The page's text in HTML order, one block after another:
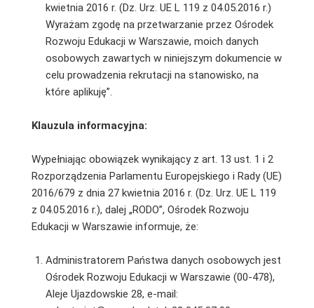
kwietnia 2016 r. (Dz. Urz. UE L 119 z 04.05.2016 r.)
Wyrażam zgodę na przetwarzanie przez Ośrodek
Rozwoju Edukacji w Warszawie, moich danych
osobowych zawartych w niniejszym dokumencie w
celu prowadzenia rekrutacji na stanowisko, na
które aplikuję”.
Klauzula informacyjna:
Wypełniając obowiązek wynikający z art. 13 ust. 1 i 2
Rozporządzenia Parlamentu Europejskiego i Rady (UE)
2016/679 z dnia 27 kwietnia 2016 r. (Dz. Urz. UE L 119
z 04.05.2016 r.), dalej „RODO”, Ośrodek Rozwoju
Edukacji w Warszawie informuje, że:
Administratorem Państwa danych osobowych jest
Ośrodek Rozwoju Edukacji w Warszawie (00-478),
Aleje Ujazdowskie 28, e-mail: